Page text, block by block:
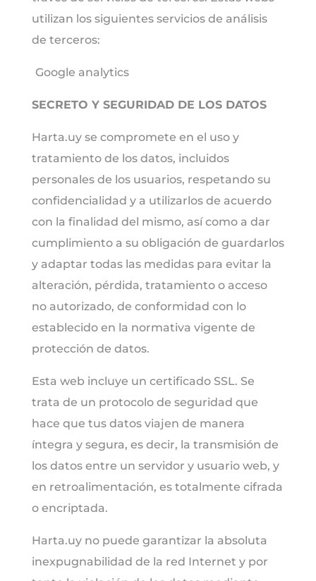
utilizan los siguientes servicios de análisis
de terceros:
Google analytics
SECRETO Y SEGURIDAD DE LOS DATOS
Harta.uy se compromete en el uso y
tratamiento de los datos, incluidos
personales de los usuarios, respetando su
confidencialidad y a utilizarlos de acuerdo
con la finalidad del mismo, así como a dar
cumplimiento a su obligación de guardarlos
y adaptar todas las medidas para evitar la
alteración, pérdida, tratamiento o acceso
no autorizado, de conformidad con lo
establecido en la normativa vigente de
protección de datos.
Esta web incluye un certificado SSL. Se
trata de un protocolo de seguridad que
hace que tus datos viajen de manera
íntegra y segura, es decir, la transmisión de
los datos entre un servidor y usuario web, y
en retroalimentación, es totalmente cifrada
o encriptada.
Harta.uy no puede garantizar la absoluta
inexpugnabilidad de la red Internet y por